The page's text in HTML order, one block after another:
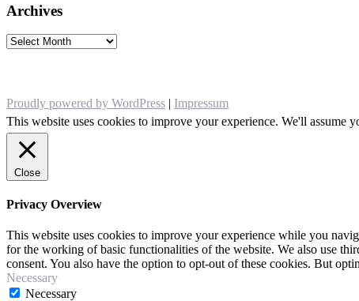
Archives
Archives
Proudly powered by WordPress | Impressum
This website uses cookies to improve your experience. We'll
Close
Privacy Overview
This website uses cookies to improve your experience while you
for the working of basic functionalities of the website. We also use
consent. You also have the option to opt-out of these cookies. But
Necessary
Necessary